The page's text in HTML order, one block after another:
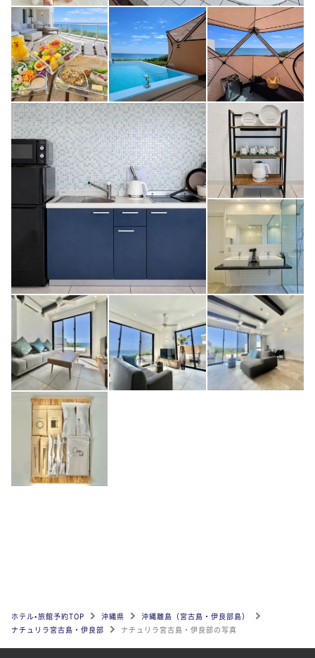
ホテル•旅館予約TOP 沖縄県
沖縄離島（宮古島・伊良部島）
ナチュリラ宮古島・伊良部
ナチュリラ宮古島・伊良部の写真